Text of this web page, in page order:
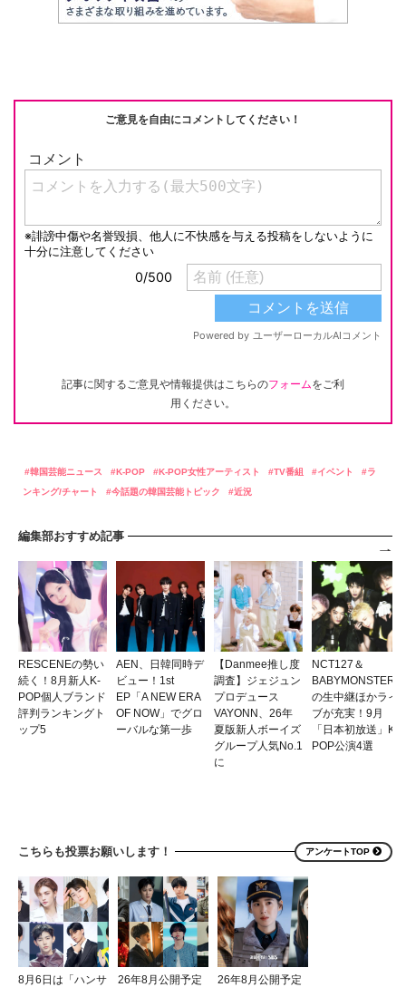
ご意見を自由にコメントしてください！
記事に関するご意見や情報提供はこちらのフォームをご利
用ください。
韓国芸能ニュース K-POP K-POP女性アーティスト TV番組 イベント
ラ
ンキング/チャート
今話題の韓国芸能トピック 近況
編集部おすすめ記事
RESCENEの勢い
続く！8月新人K-
POP個人ブランド
評判ランキングト
ップ5
AEN、日韓同時デ
ビュー！1st
EP「A NEW ERA
OF NOW」でグロ
ーバルな第一歩
【Danmee推し度
調査】ジェジュン
プロデュース
VAYONN、26年
夏版新人ボーイズ
グループ人気No.1
に
NCT127＆
BABYMONSTER
の生中継ほかライ
ブが充実！9月
「日本初放送」K-
POP公演4選
こちらも投票お願いします！ アンケートTOP
8月6日は「ハンサ 26年8月公開予定 26年8月公開予定